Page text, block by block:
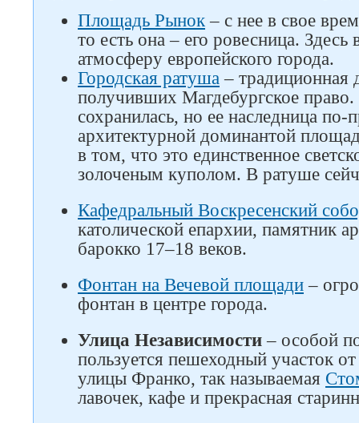
Площадь Рынок– с нее в свое
то есть она – его ровесница. Здесь
атмосферу европейского города.
Городская ратуша – традиционная
получивших Магдебургское
сохранилась, но ее наследница
архитектурной доминантой
в том, что это единственное
золоченым куполом. В ратуше
Кафедральный Воскресенский
католической епархии, памятник
барокко 17–18 веков.
Фонтан на Вечевой площади –
фонтан в центре города.
Улица Независимости – особой
пользуется пешеходный участок
улицы Франко, так называемая
лавочек, кафе и прекрасная